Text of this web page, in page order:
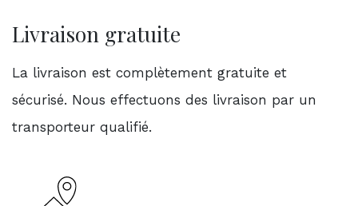
Livraison gratuite
La livraison est complètement gratuite et
sécurisé. Nous effectuons des livraison par un
transporteur qualifié.